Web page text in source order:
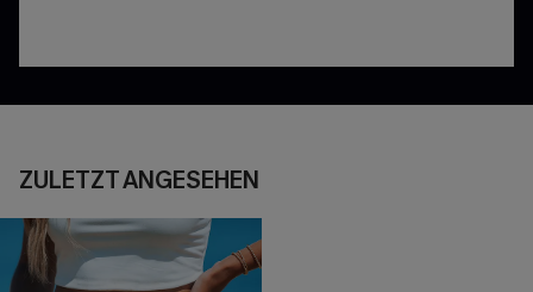
ZULETZT ANGESEHEN